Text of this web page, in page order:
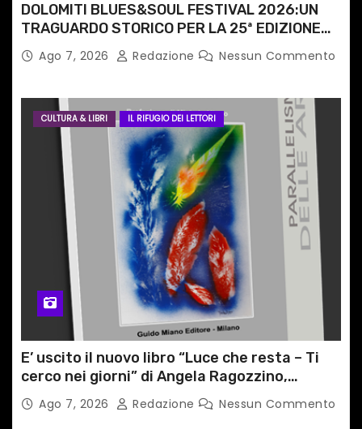
DOLOMITI BLUES&SOUL FESTIVAL 2026:UN
TRAGUARDO STORICO PER LA 25ª EDIZIONE
TRA LE CIME PATRIMONIO UNESCO
Ago 7, 2026 Redazione Nessun Commento
CULTURA & LIBRI IL RIFUGIO DEI LETTORI
E’ uscito il nuovo libro “Luce che resta – Ti
cerco nei giorni” di Angela Ragozzino,
medico primario di Capua
Ago 7, 2026 Redazione Nessun Commento